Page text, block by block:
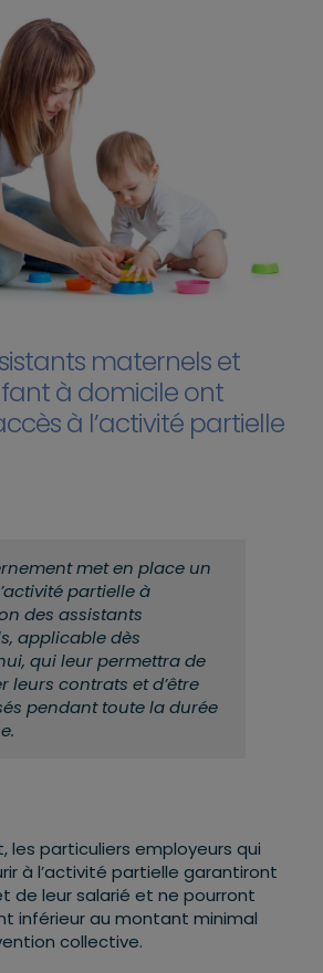
maternels et
à domicile ont
à l’activité partielle
met en place un
partielle à
des assistants
applicable dès
qui leur permettra de
leurs contrats et d’être
pendant toute la durée
les particuliers employeurs qui
à l’activité partielle garantiront
de leur salarié et ne pourront
inférieur au montant minimal
collective.